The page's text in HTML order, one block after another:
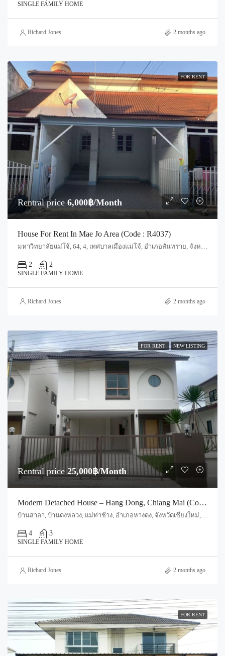
SINGLE FAMILY HOME
Richard Jones 2 months ago
FOR RENT
Rentral price6,000฿/Month
House For Rent In Mae Jo Area (Code : R4037)
2 2
SINGLE FAMILY HOME
Richard Jones 2 months ago
FOR RENT NEW LISTING
Rentral price 25,000฿/Month
Modern Detached House – Hang Dong, Chiang Mai (Code : R4036)
บ้านสาลา, บ้านดงหลวง, แม่ท่าช้าง, อำเภอหางดง, จังหวัดเชียงใหม่, 50230, ประเทศไทย, Chiang Mai, Hang Dong, Hang Dong
4 3
SINGLE FAMILY HOME
Richard Jones 2 months ago
FOR RENT